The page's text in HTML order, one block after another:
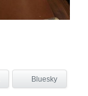
Bluesky